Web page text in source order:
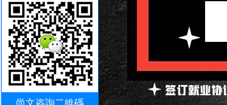
尚文咨詢二維碼